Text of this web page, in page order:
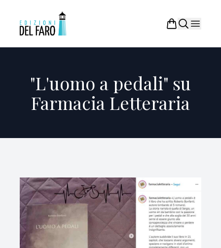
"L'uomo a pedali" su
Farmacia Letteraria